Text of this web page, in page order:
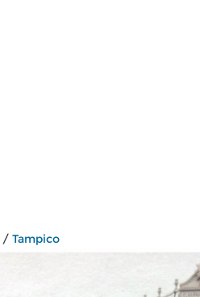
/ Tampico